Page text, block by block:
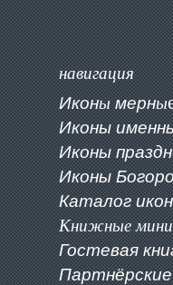
навигация
Иконымерны
Иконы
Иконы
Иконы
Каталог икон
Книжные
Гостевая